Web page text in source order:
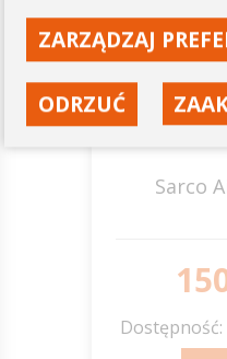
Sarco
ZARZĄDZAJ
ODRZUĆ